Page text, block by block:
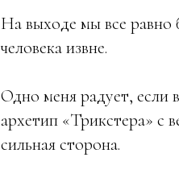
На выходе мы все равно
человека извне.
Одно меня радует, если
архетип «Трикстера» с
сильная сторона.